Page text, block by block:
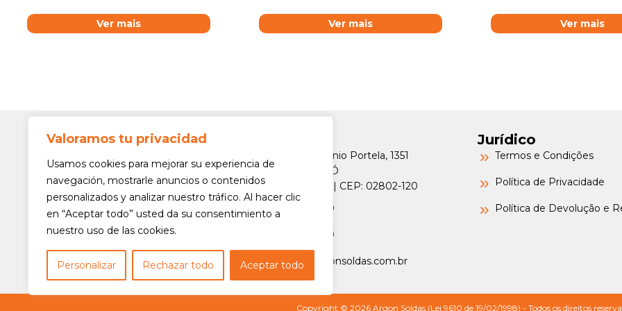
Valoramos tu privacidad
Usamos cookies para mejorar su experiencia de
navegación, mostrarle anuncios o contenidos
personalizados y analizar nuestro tráfico. Al hacer clic
en “Aceptar todo” usted da su consentimiento a
nuestro uso de las cookies.
Personalizar Rechazar todo Aceptar todo
Ver mais Ver mais Ver mais
Siga-nos!
Av. Min. Petrônio Portela, 1351
Freguesia do Ó
São Paulo/SP | CEP: 02802-120
(11) 3975-6000
(11) 3975-6000
contato@argonsoldas.com.br
Jurídico
Termos e Condições
Política de Privacidade
Política de Devolução e
Copyright © 2026 Argon Soldas (Lei 9610 de 19/02/1998) - Todos os direitos